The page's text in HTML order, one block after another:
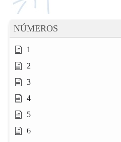
NÚMEROS
1
2
3
4
5
6